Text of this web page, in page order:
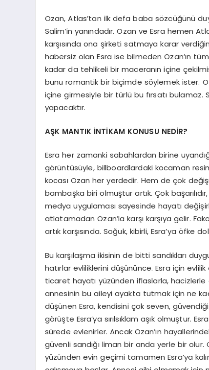
Ozan, Atlas’tan ilk defa baba sözcüğünü
Salim’in yanındadır. Ozan ve Esra hemen
karşısında ona şirketi satmaya karar
habersiz olan Esra ise bilmeden Ozan’ın
kadar da tehlikeli bir maceranın içine
bunu romantik bir biçimde söylemek ister.
içine girmesiyle bir türlü bu fırsatı bulamaz.
yapacaktır.
AŞK MANTIK İNTİKAM KONUSU NEDİR?
Esra her zamanki sabahlardan birine
görüntüsüyle, billboardlardaki kocaman
kocası Ozan her yerdedir. Hem de çok
bambaşka biri olmuştur artık. Çok
medya uygulaması sayesinde hayatı
atlatamadan Ozan’la karşı karşıya gelir.
artık karşısında. Soğuk, kibirli, Esra’ya öfke
Bu karşılaşma ikisinin de bitti sandıkları
hatırlar evliliklerini düşününce. Esra için
ticaret hayatı yüzünden iflaslarla, hacizlerle
annesinin bu aileyi ayakta tutmak için ne
düşünen Esra, kendisini çok seven,
görüşte Esra’ya sırılsıklam aşık olmuştur.
sürede evlenirler. Ancak Ozan’ın
güvenli sandığı liman bir anda yerle bir olur.
yüzünden evin geçimi tamamen Esra’ya